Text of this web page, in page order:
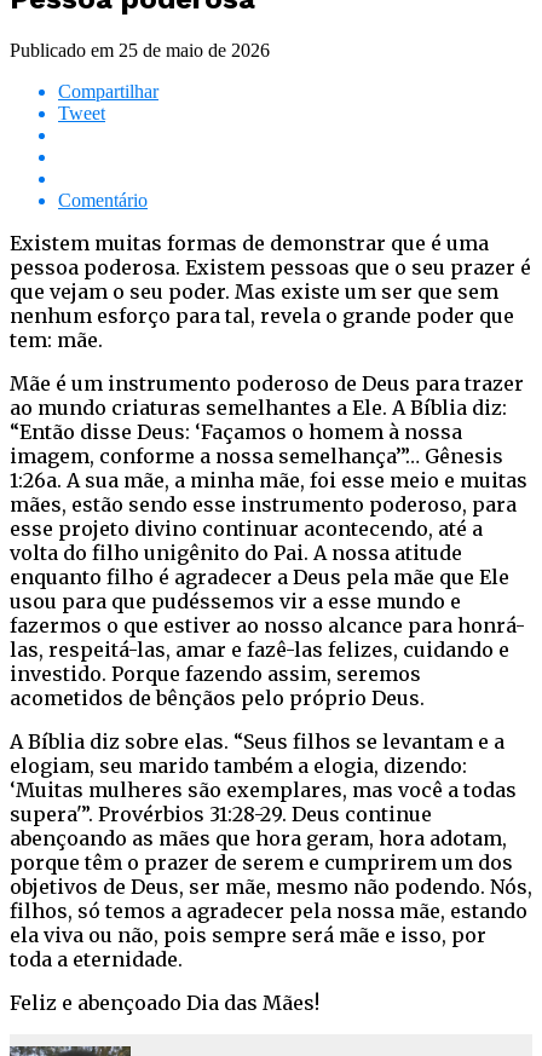
Publicado em 25 de maio de 2026
Compartilhar
Tweet
Comentário
Existem muitas formas de demonstrar que é uma
pessoa poderosa. Existem pessoas que o seu prazer é
que vejam o seu poder. Mas existe um ser que sem
nenhum esforço para tal, revela o grande poder que
tem: mãe.
Mãe é um instrumento poderoso de Deus para trazer
ao mundo criaturas semelhantes a Ele. A Bíblia diz:
“Então disse Deus: ‘Façamos o homem à nossa
imagem, conforme a nossa semelhança’”… Gênesis
1:26a. A sua mãe, a minha mãe, foi esse meio e muitas
mães, estão sendo esse instrumento poderoso, para
esse projeto divino continuar acontecendo, até a
volta do filho unigênito do Pai. A nossa atitude
enquanto filho é agradecer a Deus pela mãe que Ele
usou para que pudéssemos vir a esse mundo e
fazermos o que estiver ao nosso alcance para honrá-
las, respeitá-las, amar e fazê-las felizes, cuidando e
investido. Porque fazendo assim, seremos
acometidos de bênçãos pelo próprio Deus.
A Bíblia diz sobre elas. “Seus filhos se levantam e a
elogiam, seu marido também a elogia, dizendo:
‘Muitas mulheres são exemplares, mas você a todas
supera'”. Provérbios 31:28-29. Deus continue
abençoando as mães que hora geram, hora adotam,
porque têm o prazer de serem e cumprirem um dos
objetivos de Deus, ser mãe, mesmo não podendo. Nós,
filhos, só temos a agradecer pela nossa mãe, estando
ela viva ou não, pois sempre será mãe e isso, por
toda a eternidade.
Feliz e abençoado Dia das Mães!